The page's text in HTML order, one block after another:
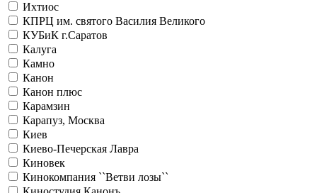
Ихтиос
КПРЦ им. святого Василия Великого
КУБиК г.Саратов
Калуга
Камно
Канон
Канон плюс
Карамзин
Карапуз, Москва
Киев
Киево-Печерская Лавра
Киновек
Кинокомпания ``Ветви лозы``